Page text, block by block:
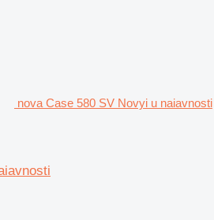
nova Case 580 SV Novyi u naiavnosti